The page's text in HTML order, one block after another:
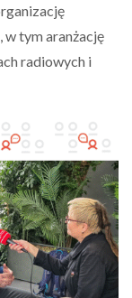
w tym aranżację
radiowych i